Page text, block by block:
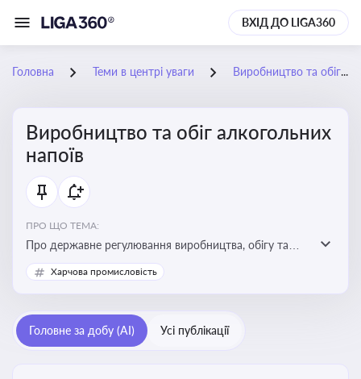
ВХІД ДО LIGA360
Головна Теми в центрі уваги Виробництво та обіг алкогольних напоїв
Виробництво та обіг алкогольних
напоїв
ПРО ЩО ТЕМА:
Про державне регулювання виробництва, обігу та
оподаткування алкогольної продукції, про
ліцензування та правові ризики
Харчова промисловість
Головне за добу (AI) Усі публікації